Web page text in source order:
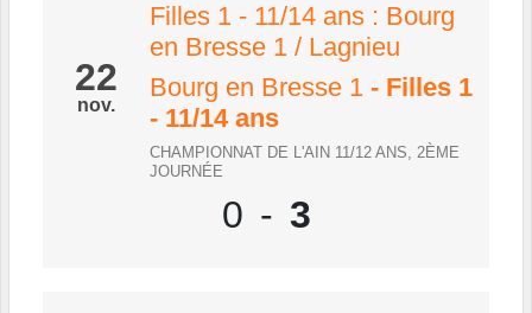
22
nov.
Filles 1 - 11/14 ans : Bourg
en Bresse 1 / Lagnieu
Bourg en Bresse 1 - Filles 1
- 11/14 ans
CHAMPIONNAT DE L'AIN 11/12 ANS, 2ÈME
JOURNÉE
0 - 3